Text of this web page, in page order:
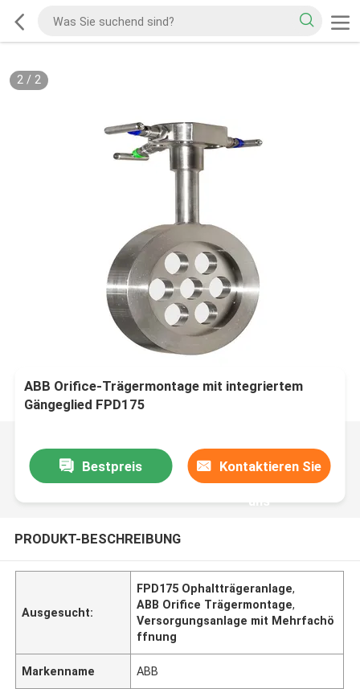
2/ 2
ABB Orifice-Trägermontage mit integriertem
Gängeglied FPD175
Bestpreis Kontaktieren Sie
uns
PRODUKT-BESCHREIBUNG
Ausgesucht:
FPD175 Ophaltträgeranlage,
ABB Orifice Trägermontage,
Versorgungsanlage mit Mehrfachö
ffnung
Markenname ABB